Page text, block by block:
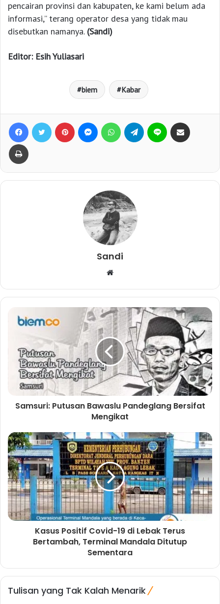
pencairan provinsi dan kabupaten, ke kami belum ada
informasi,” terang operator desa yang tidak mau
disebutkan namanya. (Sandi)
Editor: Esih Yuliasari
biem Kabar
Sandi
b
s
i
t
e
Samsuri: Putusan Bawaslu Pandeglang Bersifat
Mengikat
Kasus Positif Covid-19 di Lebak Terus
Bertambah, Terminal Mandala Ditutup
Sementara
Tulisan yang Tak Kalah Menarik